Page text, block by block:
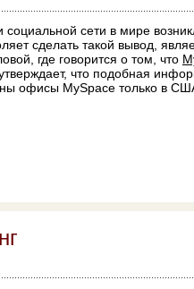
социальной сети в мире
сделать такой вывод,
где говорится о том, что
что подобная
офисы MySpace только в